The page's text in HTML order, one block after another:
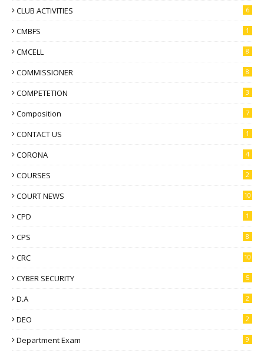
CLUB ACTIVITIES 6
CMBFS 1
CMCELL 8
COMMISSIONER 8
COMPETETION 3
Composition 7
CONTACT US 1
CORONA 4
COURSES 2
COURT NEWS 10
CPD 1
CPS 8
CRC 10
CYBER SECURITY 5
D.A 2
DEO 2
Department Exam 9